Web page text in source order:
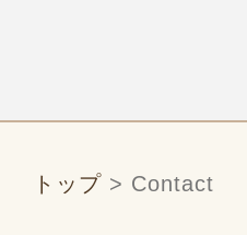
トップ > Contact